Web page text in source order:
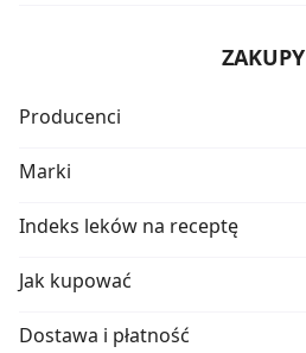
ZAKUPY
Producenci
Marki
Indeks leków na receptę
Jak kupować
Dostawa i płatność